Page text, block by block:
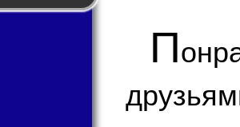
П